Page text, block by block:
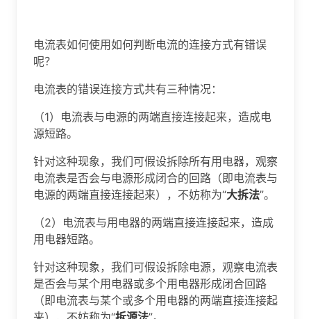
电流表如何使用如何判断电流的连接方式有错误
呢？
电流表的错误连接方式共有三种情况：
（1）电流表与电源的两端直接连接起来，造成电
源短路。
针对这种现象，我们可假设拆除所有用电器，观察
电流表是否会与电源形成闭合的回路（即电流表与
电源的两端直接连接起来），不妨称为“大拆法”。
（2）电流表与用电器的两端直接连接起来，造成
用电器短路。
针对这种现象，我们可假设拆除电源，观察电流表
是否会与某个用电器或多个用电器形成闭合回路
（即电流表与某个或多个用电器的两端直接连接起